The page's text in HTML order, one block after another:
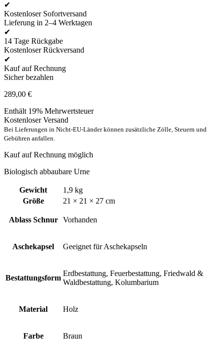
✔
Kostenloser Sofortversand
Lieferung in 2–4 Werktagen
✔
14 Tage Rückgabe
Kostenloser Rückversand
✔
Kauf auf Rechnung
Sicher bezahlen
289,00 €
Enthält 19% Mehrwertsteuer
Kostenloser Versand
Bei Lieferungen in Nicht-EU-Länder können zusätzliche Zölle, Steuern und
Gebühren anfallen.
Kauf auf Rechnung möglich
Biologisch abbaubare Urne
Gewicht
1,9 kg
Größe
21 × 21 × 27 cm
Ablass Schnur Vorhanden
Aschekapsel Geeignet für Aschekapseln
Bestattungsform
Erdbestattung, Feuerbestattung, Friedwald &
Waldbestattung, Kolumbarium
Material Holz
Farbe Braun